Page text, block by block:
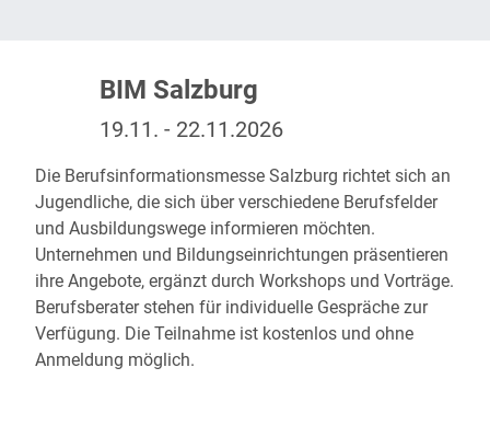
BIM Salzburg
19.11. - 22.11.2026
Die Berufsinformationsmesse Salzburg richtet sich an
Jugendliche, die sich über verschiedene Berufsfelder
und Ausbildungswege informieren möchten.
Unternehmen und Bildungseinrichtungen präsentieren
ihre Angebote, ergänzt durch Workshops und Vorträge.
Berufsberater stehen für individuelle Gespräche zur
Verfügung. Die Teilnahme ist kostenlos und ohne
Anmeldung möglich.